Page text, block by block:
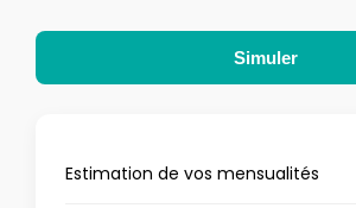
Simuler
Estimation de vos mensualités